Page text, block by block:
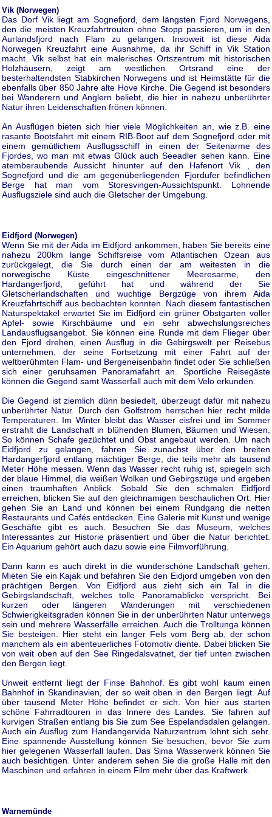
Vik (Norwegen)
Das Dorf Vik liegt am Sognefjord, dem längsten Fjord Norwegens,
den die meisten Kreuzfahrtrouten ohne Stopp passieren, um in den
Aurlandsfjord nach Flam zu gelangen. Insoweit ist diese Aida
Norwegen Kreuzfahrt eine Ausnahme, da ihr Schiff in Vik Station
macht. Vik selbst hat ein malerisches Ortszentrum mit historischen
Holzhäusern, zeigt am westlichen Ortsrand eine der
besterhaltendsten Stabkirchen Norwegens und ist Heimstätte für die
ebenfalls über 850 Jahre alte Hove Kirche. Die Gegend ist besonders
bei Wanderern und Anglern beliebt, die hier in nahezu unberührter
Natur ihren Leidenschaften frönen können.
An Ausflügen bieten sich hier viele Möglichkeiten an, wie z.B. eine
rasante Bootsfahrt mit einem RIB-Boot auf dem Sognefjord oder mit
einem gemütlichem Ausflugsschiff in einen der Seitenarme des
Fjordes, wo man mit etwas Glück auch Seeadler sehen kann. Eine
atemberaubende Aussicht hinunter auf den Hafenort Vik , den
Sognefjord und die am gegenüberliegenden Fjordufer befindlichen
Berge hat man vom Storesvingen-Aussichtspunkt. Lohnende
Ausflugsziele sind auch die Gletscher der Umgebung.
Eidfjord (Norwegen)
Wenn Sie mit der Aida im Eidfjord ankommen, haben Sie bereits eine
nahezu 200km lange Schiffsreise vom Atlantischen Ozean aus
zurückgelegt, die Sie durch einen der am weitesten in die
norwegische Küste eingeschnittener Meeresarme, den
Hardangerfjord, geführt hat und während der Sie
Gletscherlandschaften und wuchtige Bergzüge von ihrem Aida
Kreuzfahrtschiff aus beobachten konnten. Nach diesem fantastischen
Naturspektakel erwartet Sie im Eidfjord ein grüner Obstgarten voller
Apfel- sowie Kirschbäume und ein sehr abwechslungsreiches
Landausflugsangebot. Sie können eine Runde mit dem Flieger über
den Fjord drehen, einen Ausflug in die Gebirgswelt per Reisebus
unternehmen, der seine Fortsetzung mit einer Fahrt auf der
weltberühmten Flam- und Bergeneisenbahn findet oder Sie schließen
sich einer geruhsamen Panoramafahrt an. Sportliche Reisegäste
können die Gegend samt Wasserfall auch mit dem Velo erkunden.
Die Gegend ist ziemlich dünn besiedelt, überzeugt dafür mit nahezu
unberührter Natur. Durch den Golfstrom herrschen hier recht milde
Temperaturen. Im Winter bleibt das Wasser eisfrei und im Sommer
erstrahlt die Landschaft in blühenden Blumen, Bäumen und Wiesen.
So können Schafe gezüchtet und Obst angebaut werden. Um nach
Eidfjord zu gelangen, fahren Sie zunächst über den breiten
Hardangerfjord entlang mächtiger Berge, die teils mehr als tausend
Meter Höhe messen. Wenn das Wasser recht ruhig ist, spiegeln sich
der blaue Himmel, die weißen Wolken und Gebirgszüge und ergeben
einen traumhaften Anblick. Sobald Sie den schmalen Eidfjord
erreichen, blicken Sie auf den gleichnamigen beschaulichen Ort. Hier
gehen Sie an Land und können bei einem Rundgang die netten
Restaurants und Cafés entdecken. Eine Galerie mit Kunst und wenige
Geschäfte gibt es auch. Besuchen Sie das Museum, welches
Interessantes zur Historie präsentiert und über die Natur berichtet.
Ein Aquarium gehört auch dazu sowie eine Filmvorführung.
Dann kann es auch direkt in die wunderschöne Landschaft gehen.
Mieten Sie ein Kajak und befahren Sie den Eidjord umgeben von den
prächtigen Bergen. Von Eidfjord aus zieht sich ein Tal in die
Gebirgslandschaft, welches tolle Panoramablicke verspricht. Bei
kurzen oder längeren Wanderungen mit verschiedenen
Schwierigkeitsgraden können Sie in der unberührten Natur unterwegs
sein und mehrere Wasserfälle erreichen. Auch die Trolltunga können
Sie besteigen. Hier steht ein langer Fels vom Berg ab, der schon
manchem als ein abenteuerliches Fotomotiv diente. Dabei blicken Sie
von weit oben auf den See Ringedalsvatnet, der tief unten zwischen
den Bergen liegt.
Unweit entfernt liegt der Finse Bahnhof. Es gibt wohl kaum einen
Bahnhof in Skandinavien, der so weit oben in den Bergen liegt. Auf
über tausend Meter Höhe befindet er sich. Von hier aus starten
schöne Fahrradtouren in das Innere des Landes. Sie fahren auf
kurvigen Straßen entlang bis Sie zum See Espelandsdalen gelangen.
Auch ein Ausflug zum Handangervida Naturzentrum lohnt sich sehr.
Eine spannende Ausstellung können Sie besuchen, bevor Sie zum
hier gelegenen Wasserfall laufen. Das Sima Wasserwerk können Sie
auch besichtigen. Unter anderem sehen Sie die große Halle mit den
Maschinen und erfahren in einem Film mehr über das Kraftwerk.
Warnemünde